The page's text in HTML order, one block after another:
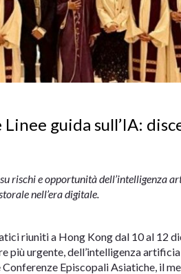
guida sull’IA:
rischi e opportunità dell’intelligenza
nell’era digitale.
riuniti a Hong Kong dal 10 al 12
più urgente, dell’intelligenza
Episcopali Asiatiche, il